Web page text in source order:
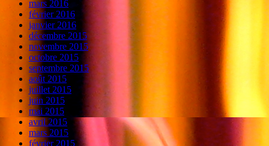
mars 2016
février 2016
janvier 2016
décembre 2015
novembre 2015
octobre 2015
septembre 2015
août 2015
juillet 2015
juin 2015
mai 2015
avril 2015
mars 2015
février 2015